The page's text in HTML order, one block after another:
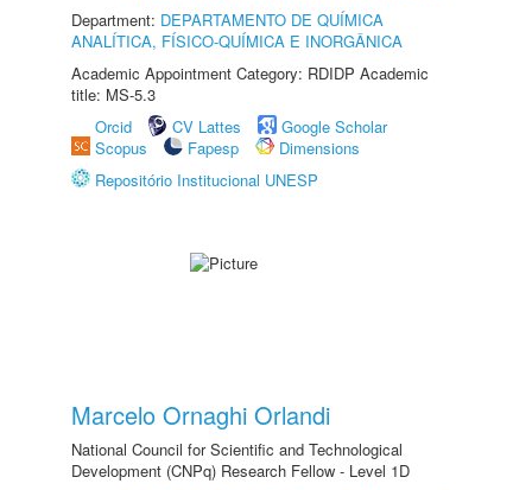
Department: DEPARTAMENTO DE QUÍMICA
ANALÍTICA, FÍSICO-QUÍMICA E INORGÂNICA
Academic Appointment Category: RDIDP Academic
title: MS-5.3
Orcid
CV Lattes
Google Scholar
Scopus
Fapesp
Dimensions
Repositório Institucional UNESP
Marcelo Ornaghi Orlandi
National Council for Scientific and Technological
Development (CNPq) Research Fellow - Level 1D